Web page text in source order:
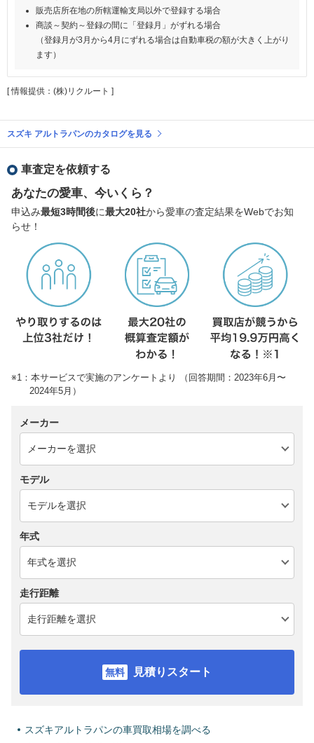
販売店所在地の所轄運輸支局以外で登録する場合
商談～契約～登録の間に「登録月」がずれる場合
（登録月が3月から4月にずれる場合は自動車税の額が大きく上がり
ます）
[ 情報提供：(株)リクルート ]
スズキ アルトラパンのカタログを見る
車査定を依頼する
あなたの愛車、今いくら？
申込み最短3時間後に最大20社から愛車の査定結果をWebでお知
らせ！
※1：本サービスで実施のアンケートより （回答期間：2023年6月〜
2024年5月）
メーカー
モデル
年式
走行距離
見積りスタート
スズキアルトラパンの車買取相場を調べる